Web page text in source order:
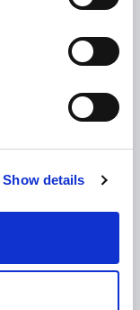
Show details